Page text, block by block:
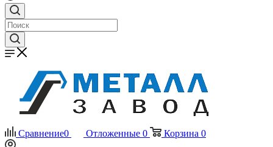
Сравнение0 Отложенные 0 Корзина 0